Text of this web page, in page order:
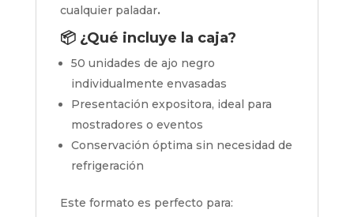
cualquier paladar.
📦 ¿Qué incluye la caja?
50 unidades de ajo negro
individualmente envasadas
Presentación expositora, ideal para
mostradores o eventos
Conservación óptima sin necesidad de
refrigeración
Este formato es perfecto para: